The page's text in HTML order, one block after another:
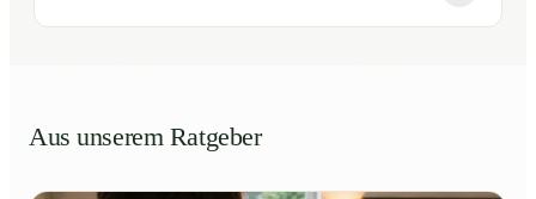
Aus unserem Ratgeber